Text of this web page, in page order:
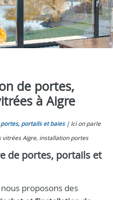
de portes,
à Aigre
portails et baies
Ici on parle
vitrées Aigre, installation portes
de portes, portails et
proposons des